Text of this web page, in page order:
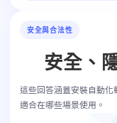
安全與合法性
安全、
這些回答涵蓋安裝自動化
適合在哪些場景使用。